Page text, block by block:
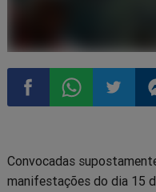
no
no
no
Convocadas
manifestações do dia 15